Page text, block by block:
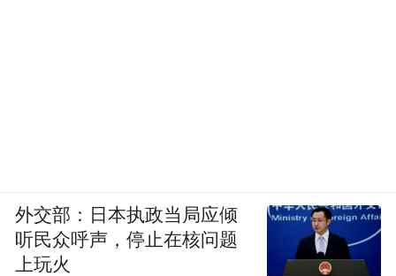
外交部：日本执政当局应倾
听民众呼声，停止在核问题
上玩火